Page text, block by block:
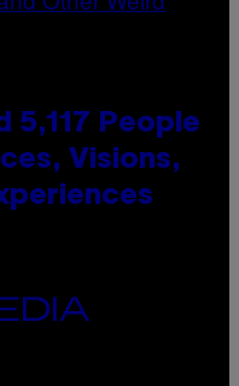
5,117 People
Visions,